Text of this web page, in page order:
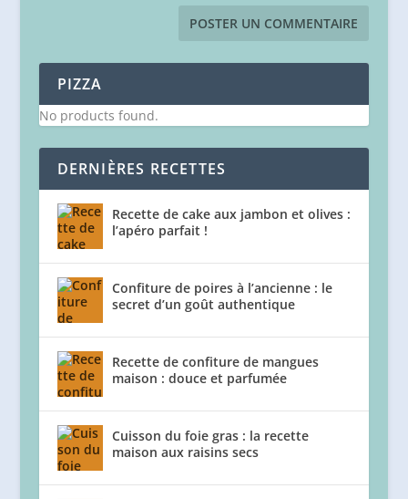
PIZZA
No products found.
DERNIÈRES RECETTES
Recette de cake aux jambon et olives :
l’apéro parfait !
Confiture de poires à l’ancienne : le
secret d’un goût authentique
Recette de confiture de mangues
maison : douce et parfumée
Cuisson du foie gras : la recette
maison aux raisins secs